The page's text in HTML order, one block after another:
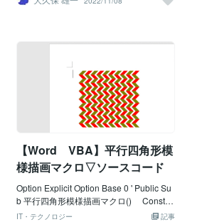
幅2(連結部分) Const HAZESWD3 = 36
'描画高さ(連結部分) ' Const HAZ
ESMIS = 0.5 '霞描画位置係数 Co
nst HAZESCNT = 3 '霞の段数 '
Const HAZELNRV = 3 '連結描画
補正値 Const HAZEVSPC = 75
'横-間隔 Const HAZEHSPC = 40
'縦-間隔 Const HAZECOLS = 4
'横/描画数 Const HAZEROWS = 4
'縦/描画数 '--------------------------
【Word VBA】平行四角形模
様描画マクロ▽ソースコード
Option Explicit Option Base 0 ' Public Su
b 平行四角形模様描画マクロ() Const P
RLLLEFT = 90 '描画開始
記事
IT・テクノロジー